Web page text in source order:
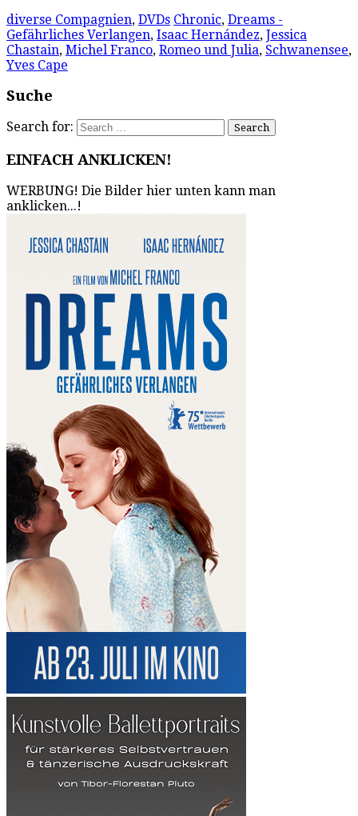
diverse Compagnien, DVDs Chronic, Dreams -
Gefährliches Verlangen, Isaac Hernández, Jessica
Chastain, Michel Franco, Romeo und Julia, Schwanensee,
Yves Cape
Suche
Search for:
EINFACH ANKLICKEN!
WERBUNG! Die Bilder hier unten kann man
anklicken...!